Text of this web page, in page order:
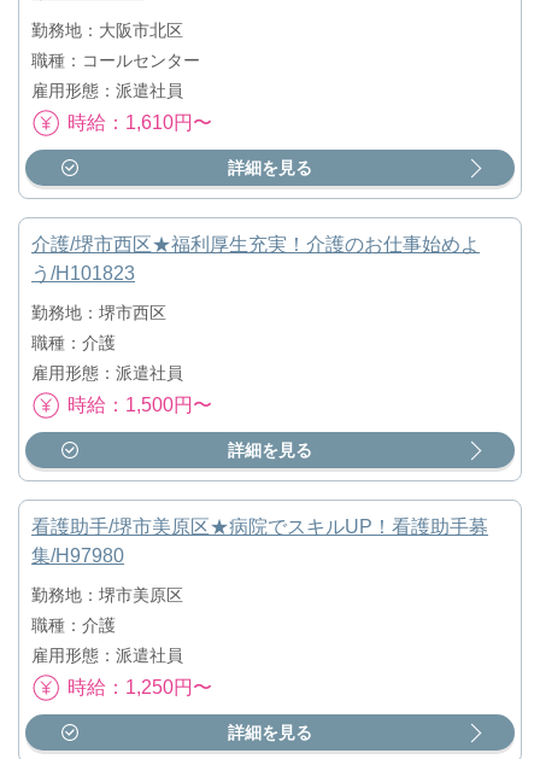
勤務地：大阪市北区
職種：コールセンター
雇用形態：派遣社員
時給：1,610円〜
詳細を見る
介護/堺市西区★福利厚生充実！介護のお仕事始めよ
う/H101823
勤務地：堺市西区
職種：介護
雇用形態：派遣社員
時給：1,500円〜
詳細を見る
看護助手/堺市美原区★病院でスキルUP！看護助手募
集/H97980
勤務地：堺市美原区
職種：介護
雇用形態：派遣社員
時給：1,250円〜
詳細を見る